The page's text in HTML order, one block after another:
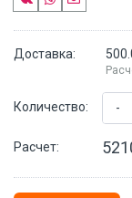
Доставка:
Количество: -
Расчет: